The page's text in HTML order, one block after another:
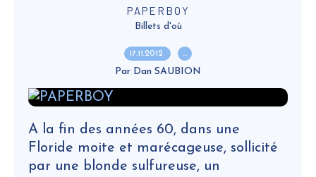
PAPERBOY
Billets d'où
17.11.2012 …
Par Dan SAUBION
A la fin des années 60, dans une
Floride moite et marécageuse, sollicité
par une blonde sulfureuse, un